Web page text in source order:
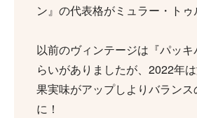
ン』の代表格がミュラー・トゥ
以前のヴィンテージは『パッキ
らいがありましたが、2022年
果実味がアップしよりバラン
に！